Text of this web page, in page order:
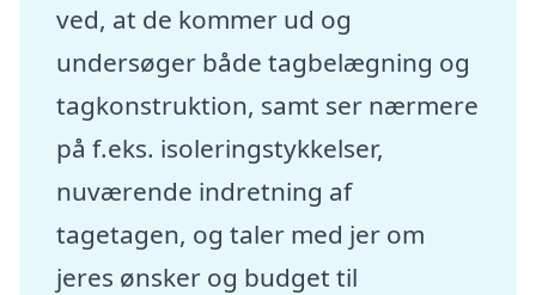
ved, at de kommer ud og
undersøger både tagbelægning og
tagkonstruktion, samt ser nærmere
på f.eks. isoleringstykkelser,
nuværende indretning af
tagetagen, og taler med jer om
jeres ønsker og budget til